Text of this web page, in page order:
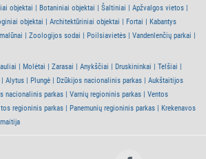
objektai Botaniniai objektai Šaltiniai
Apžvalgos vietos
objektai Architektūriniai objektai Fortai
Kabantys
Zoologijos sodai Poilsiavietės
Vandenlenčių parkai
Molėtai Zarasai Anykščiai Druskininkai
Telšiai
Alytus Plungė Dzūkijos nacionalinis parkas
Aukštaitijos
nacionalinis parkas Varnių regioninis parkas
Ventos
regioninis parkas Panemunių regioninis parkas
Krekenavos